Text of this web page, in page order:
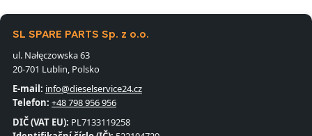
SL SPARE PARTS Sp. z o.o.
ul. Nałęczowska 63
20-701 Lublin, Polsko
E-mail: info@dieselservice24.cz
Telefon: +48 798 956 956
DIČ (VAT EU): PL7133119258